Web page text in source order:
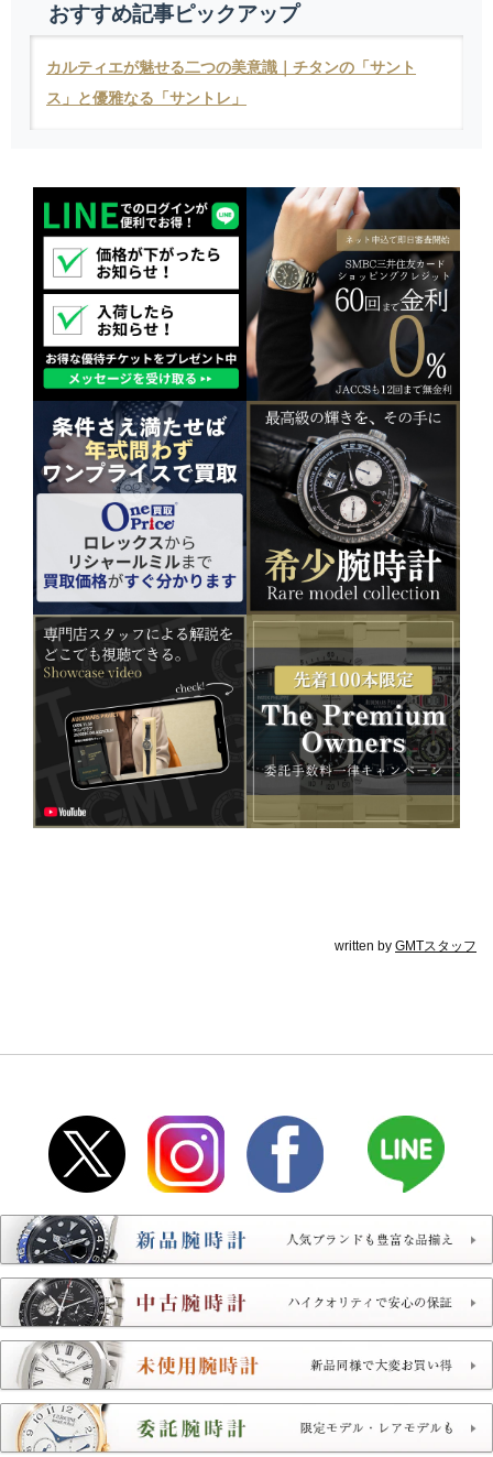
おすすめ記事ピックアップ
カルティエが魅せる二つの美意識｜チタンの「サント
ス」と優雅なる「サントレ」
written by GMTスタッフ